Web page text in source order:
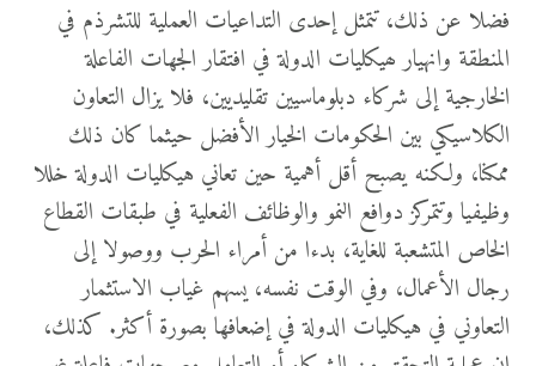
فضلا عن ذلك، تتمثل إحدى التداعيات العملية للتشرذم في
المنطقة وانهيار ھيكليات الدولة في افتقار الجهات الفاعلة
الخارجية إلى شركاء دبلوماسيين تقليديين، فلا يزال التعاون
الكلاسيكي بين الحكومات الخيار الأفضل حيثما كان ذلك
ممكنا، ولكنه يصبح أقل أهمية حين تعاني هيكليات الدولة خللا
وظيفيا وتتمركز دوافع النمو والوظائف الفعلية في طبقات القطاع
الخاص المتشعبة للغاية، بدءا من أمراء الحرب ووصولا إلى
رجال الأعمال، وفي الوقت نفسه، یسهم غياب الاستثمار
التعاوني في هيكليات الدولة في إضعافها بصورة أكثر. كذلك،